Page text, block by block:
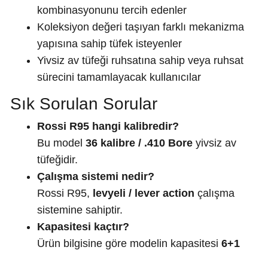
kombinasyonunu tercih edenler
Koleksiyon değeri taşıyan farklı mekanizma
yapısına sahip tüfek isteyenler
Yivsiz av tüfeği ruhsatına sahip veya ruhsat
sürecini tamamlayacak kullanıcılar
Sık Sorulan Sorular
Rossi R95 hangi kalibredir?
Bu model 36 kalibre / .410 Boreyivsiz av
tüfeğidir.
Çalışma sistemi nedir?
Rossi R95, levyeli / lever action çalışma
sistemine sahiptir.
Kapasitesi kaçtır?
Ürün bilgisine göre modelin kapasitesi 6+1